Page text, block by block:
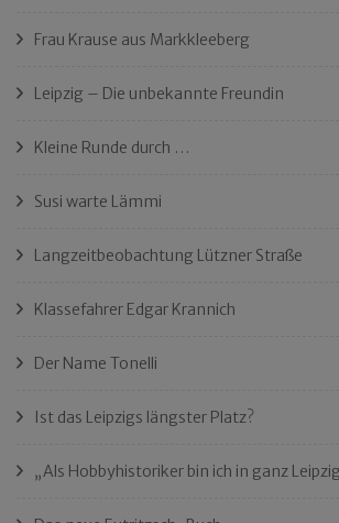
Frau Krause aus Markkleeberg
Leipzig – Die unbekannte Freundin
Kleine Runde durch …
Susi warte Lämmi
Langzeitbeobachtung Lützner Straße
Klassefahrer Edgar Krannich
Der Name Tonelli
Ist das Leipzigs längster Platz?
„Als Hobbyhistoriker bin ich in ganz